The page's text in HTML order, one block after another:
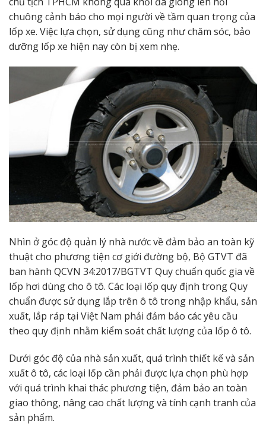
chuông cảnh báo cho mọi người về tầm quan trọng của
lốp xe. Việc lựa chọn, sử dụng cũng như chăm sóc, bảo
dưỡng lốp xe hiện nay còn bị xem nhẹ.
Nhìn ở góc độ quản lý nhà nước về đảm bảo an toàn kỹ
thuật cho phương tiện cơ giới đường bộ, Bộ GTVT đã
ban hành QCVN 34:2017/BGTVT Quy chuẩn quốc gia về
lốp hơi dùng cho ô tô. Các loại lốp quy định trong Quy
chuẩn được sử dụng lắp trên ô tô trong nhập khẩu, sản
xuất, lắp ráp tại Việt Nam phải đảm bảo các yêu cầu
theo quy định nhằm kiểm soát chất lượng của lốp ô tô.
Dưới góc độ của nhà sản xuất, quá trình thiết kế và sản
xuất ô tô, các loại lốp cần phải được lựa chọn phù hợp
với quá trình khai thác phương tiện, đảm bảo an toàn
giao thông, nâng cao chất lượng và tính cạnh tranh của
sản phẩm.